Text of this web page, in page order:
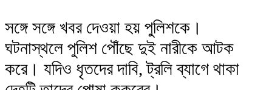
সঙ্গে সঙ্গে খবর দেওয়া হয় পুলিশকে।
ঘটনাস্থলে পুলিশ পৌঁছে দুই নারীকে আটক
করে। যদিও ধৃতদের দাবি, ট্রলি ব্যাগে থাকা